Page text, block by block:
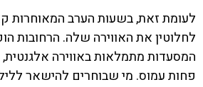
לחלוטין את האווירה שלה. הרחובות
המסעדות מתמלאות באווירה
פחות עמוס. מי שבוחרים להישאר